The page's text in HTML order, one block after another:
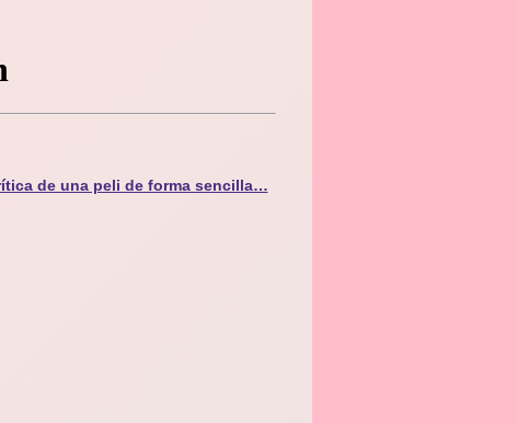
de una peli de forma sencilla…